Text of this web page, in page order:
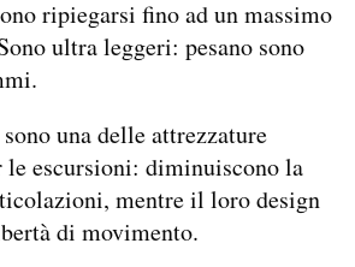
ripiegarsi fino ad un massimo
ultra leggeri: pesano sono
una delle attrezzature
escursioni: diminuiscono la
mentre il loro design
di movimento.